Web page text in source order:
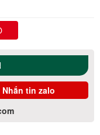
Nhắn tin zalo